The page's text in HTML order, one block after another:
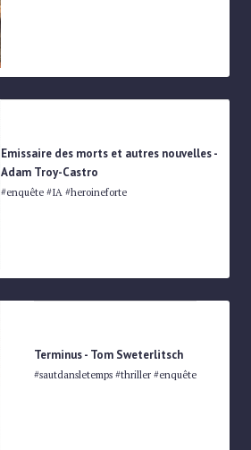
Emissaire des morts et autres nouvelles -
Adam Troy-Castro
#enquête #IA #heroineforte
Terminus - Tom Sweterlitsch
#sautdansletemps #thriller #enquête